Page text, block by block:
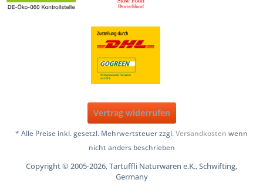
Vertrag widerrufen
* Alle Preise inkl. gesetzl. Mehrwertsteuer zzgl.Versandkosten wenn
nicht anders beschrieben
Copyright © 2005-2026, Tartuffli Naturwaren e.K., Schwifting,
Germany